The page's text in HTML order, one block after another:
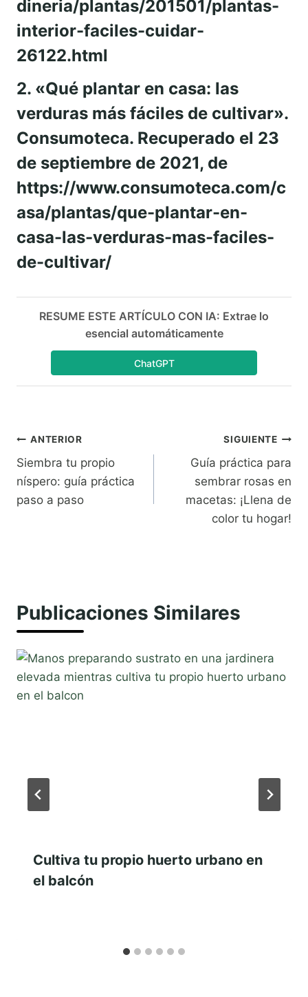
dineria/plantas/201501/plantas-
interior-faciles-cuidar-
26122.html
2. «Qué plantar en casa: las
verduras más fáciles de cultivar».
Consumoteca. Recuperado el 23
de septiembre de 2021, de
https://www.consumoteca.com/c
asa/plantas/que-plantar-en-
casa-las-verduras-mas-faciles-
de-cultivar/
RESUME ESTE ARTÍCULO CON IA: Extrae lo
esencial automáticamente
ChatGPT
Navegación
de
entradas
ANTERIOR
Siembra tu propio
níspero: guía práctica
paso a paso
SIGUIENTE
Guía práctica para
sembrar rosas en
macetas: ¡Llena de
color tu hogar!
Publicaciones Similares
Cultiva tu propio huerto urbano en
el balcón